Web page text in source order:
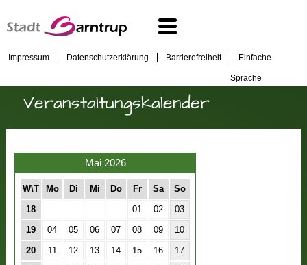
Impressum Datenschutzerklärung Barrierefreiheit Einfache
Sprache
Veranstaltungskalender
Mai 2026
W\T Mo Di Mi Do Fr Sa So
18 01 02 03
19 04 05 06 07 08 09 10
20 11 12 13 14 15 16 17